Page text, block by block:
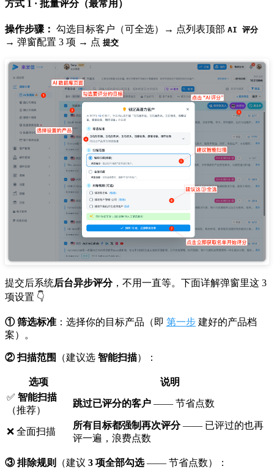
方式 1 · 批量评分（最常用）
操作步骤： 勾选目标客户（可全选）→ 点列表顶部 AI 评分
→ 弹窗配置 3 项 → 点 提交
提交后系统后台异步评分，不用一直等。下面详解弹窗里这 3
项设置 👇
① 筛选标准 ：选择你的目标产品（即 第一步 建好的产品档
案）。
② 扫描范围 （建议选 智能扫描）：
选项
说明
✅ 智能扫描
（推荐）
跳过已评分的客户 —— 节省点数
❌ 全面扫描
所有目标都强制再次评分—— 已评过的也再
评一遍，浪费点数
③ 排除规则 （建议 3 项全部勾选—— 节省点数）：